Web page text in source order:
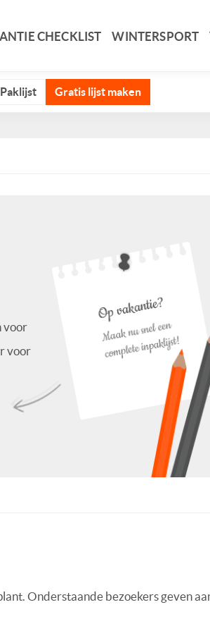
CHECKLIST WINTERSPORT
Paklijst Gratis lijst maken
voor
voor
Onderstaande bezoekers geven